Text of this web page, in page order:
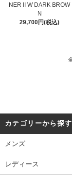
NER II W DARK BROW
N
29,700円(税込)
カテゴリーから探す
メンズ
レディース